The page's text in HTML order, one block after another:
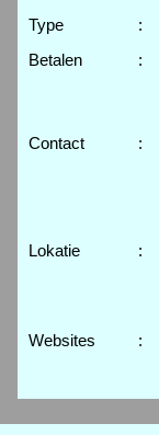
Type
:
Betalen
:
Contact
:
Lokatie :
Websites :